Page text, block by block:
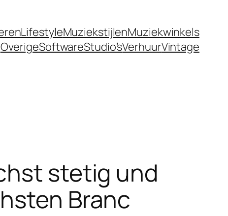
LifestyleMuziekstijlenMuziekwinkels
OverigeSoftwareStudio’sVerhuurVintage
stetig und
Branc